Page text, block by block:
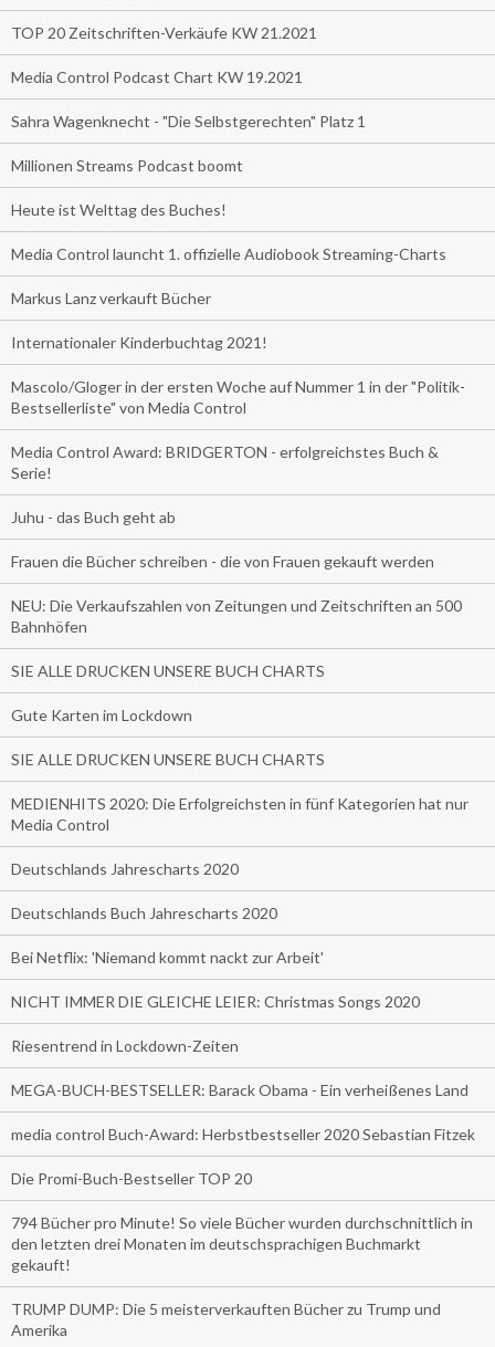
TOP 20 Zeitschriften-Verkäufe KW 21.2021
Media Control Podcast Chart KW 19.2021
Sahra Wagenknecht - "Die Selbstgerechten" Platz 1
Millionen Streams Podcast boomt
Heute ist Welttag des Buches!
Media Control launcht 1. offizielle Audiobook Streaming-Charts
Markus Lanz verkauft Bücher
Internationaler Kinderbuchtag 2021!
Mascolo/Gloger in der ersten Woche auf Nummer 1 in der "Politik-
Bestsellerliste" von Media Control
Media Control Award: BRIDGERTON - erfolgreichstes Buch &
Serie!
Juhu - das Buch geht ab
Frauen die Bücher schreiben - die von Frauen gekauft werden
NEU: Die Verkaufszahlen von Zeitungen und Zeitschriften an 500
Bahnhöfen
SIE ALLE DRUCKEN UNSERE BUCH CHARTS
Gute Karten im Lockdown
SIE ALLE DRUCKEN UNSERE BUCH CHARTS
MEDIENHITS 2020: Die Erfolgreichsten in fünf Kategorien hat nur
Media Control
Deutschlands Jahrescharts 2020
Deutschlands Buch Jahrescharts 2020
Bei Netflix: 'Niemand kommt nackt zur Arbeit'
NICHT IMMER DIE GLEICHE LEIER: Christmas Songs 2020
Riesentrend in Lockdown-Zeiten
MEGA-BUCH-BESTSELLER: Barack Obama - Ein verheißenes Land
media control Buch-Award: Herbstbestseller 2020 Sebastian Fitzek
Die Promi-Buch-Bestseller TOP 20
794 Bücher pro Minute! So viele Bücher wurden durchschnittlich in
den letzten drei Monaten im deutschsprachigen Buchmarkt
gekauft!
TRUMP DUMP: Die 5 meisterverkauften Bücher zu Trump und
Amerika